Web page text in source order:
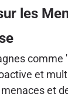
les
comme
et
et